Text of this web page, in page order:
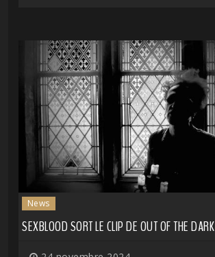
News
SEXBLOOD SORT LE CLIP DE OUT OF THE DARK